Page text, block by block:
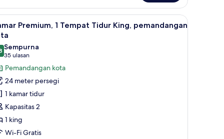
memori, dan brankas Seprai premium, selimut bulu angsa, busa
6
Premium, 1 Tempat Tidur King, pemandangan
dari 10
Sempurna
35 ulasan
(35
ulasan)
Pemandangan kota
24 meter persegi
1 kamar tidur
Kapasitas 2
1 king
Wi-Fi Gratis